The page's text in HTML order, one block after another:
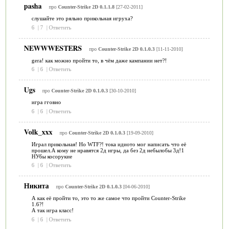
pasha про Counter-Strike 2D 0.1.1.8[27-02-2011]
слушайте это ряльно прикольная игруха?
6
| 7 | Ответить
NEWWWESTERS про Counter-Strike 2D 0.1.0.3[11-11-2010]
gera! как можно пройти то, в чём даже кампании нет?!
6
| 6 | Ответить
Ugs про Counter-Strike 2D 0.1.0.3[30-10-2010]
игра гговно
6
| 6 | Ответить
Volk_xxx про Counter-Strike 2D 0.1.0.3[19-09-2010]
Играл прикольная! Но WTF?! тока идиото мог написать что её
прошел.А кому не нравятся 2д игры, да без 2д небылобы 3д!1
НУбы косорукие
6
| 6 | Ответить
Никита про Counter-Strike 2D 0.1.0.3[04-06-2010]
А как её пройти то, это то же самое что пройти Counter-Strike
1.6?!
А так игра класс!
6
| 6 | Ответить